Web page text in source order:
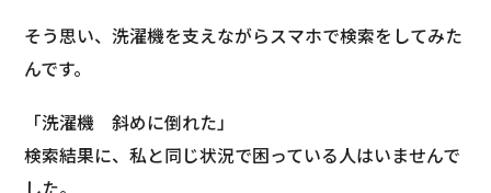
そう思い、洗濯機を支えながらスマホで検索をしてみた
んです。
「洗濯機 斜めに倒れた」
検索結果に、私と同じ状況で困っている人はいませんで